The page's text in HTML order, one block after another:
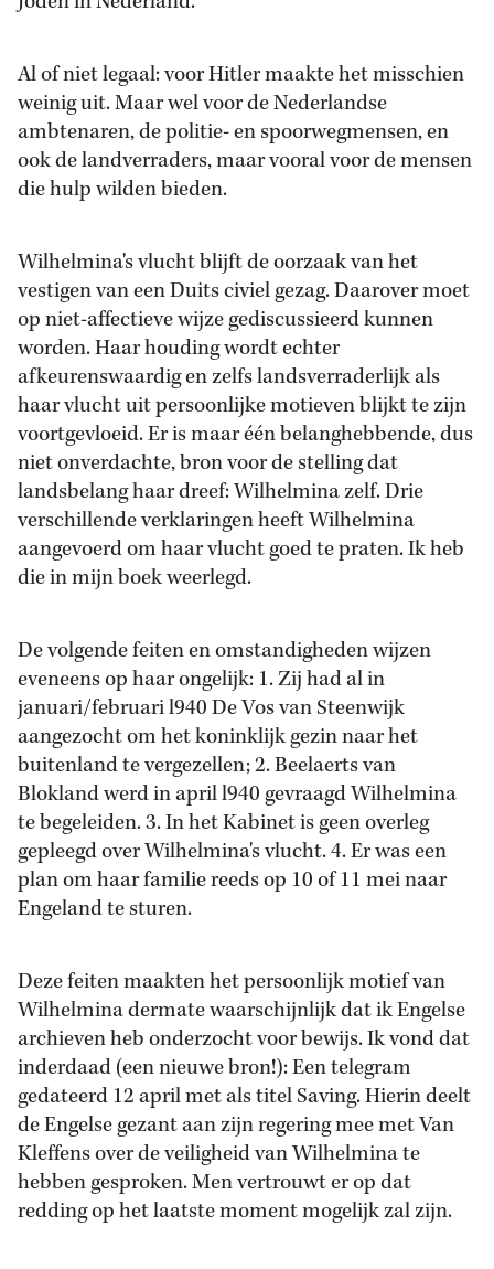
Al of niet legaal: voor Hitler maakte het misschien
weinig uit. Maar wel voor de Nederlandse
ambtenaren, de politie- en spoorwegmensen, en
ook de landverraders, maar vooral voor de mensen
die hulp wilden bieden.
Wilhelmina's vlucht blijft de oorzaak van het
vestigen van een Duits civiel gezag. Daarover moet
op niet-affectieve wijze gediscussieerd kunnen
worden. Haar houding wordt echter
afkeurenswaardig en zelfs landsverraderlijk als
haar vlucht uit persoonlijke motieven blijkt te zijn
voortgevloeid. Er is maar één belanghebbende, dus
niet onverdachte, bron voor de stelling dat
landsbelang haar dreef: Wilhelmina zelf. Drie
verschillende verklaringen heeft Wilhelmina
aangevoerd om haar vlucht goed te praten. Ik heb
die in mijn boek weerlegd.
De volgende feiten en omstandigheden wijzen
eveneens op haar ongelijk: 1. Zij had al in
januari/februari l940 De Vos van Steenwijk
aangezocht om het koninklijk gezin naar het
buitenland te vergezellen; 2. Beelaerts van
Blokland werd in april l940 gevraagd Wilhelmina
te begeleiden. 3. In het Kabinet is geen overleg
gepleegd over Wilhelmina's vlucht. 4. Er was een
plan om haar familie reeds op 10 of 11 mei naar
Engeland te sturen.
Deze feiten maakten het persoonlijk motief van
Wilhelmina dermate waarschijnlijk dat ik Engelse
archieven heb onderzocht voor bewijs. Ik vond dat
inderdaad (een nieuwe bron!): Een telegram
gedateerd 12 april met als titel Saving. Hierin deelt
de Engelse gezant aan zijn regering mee met Van
Kleffens over de veiligheid van Wilhelmina te
hebben gesproken. Men vertrouwt er op dat
redding op het laatste moment mogelijk zal zijn.